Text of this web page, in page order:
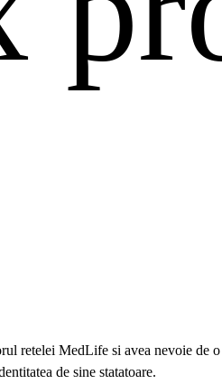
retelei MedLife si avea nevoie de
de sine statatoare.